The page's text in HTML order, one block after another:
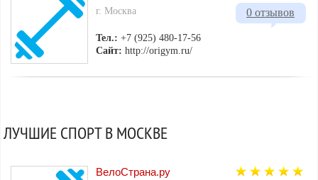
0 отзывов
г. Москва
Тел.:+7 (925) 480-17-56
Сайт: http://origym.ru/
ЛУЧШИЕ СПОРТ В МОСКВЕ
ВелоСтрана.ру